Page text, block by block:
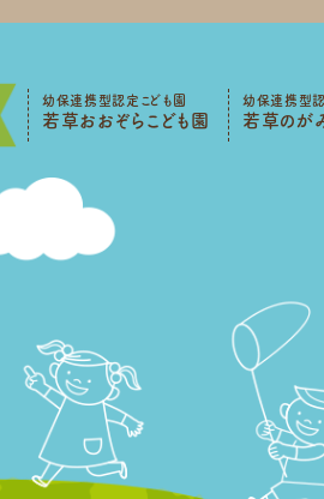
幼保連携型認定こども園
若草おおぞらこども園
幼保連携型認
若草のが